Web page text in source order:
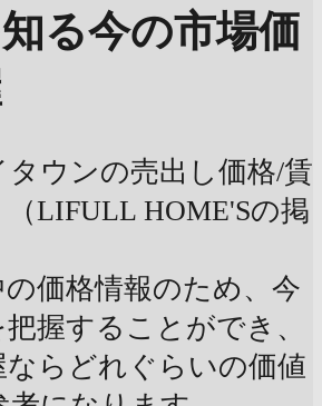
る今の市場価
ウンの売出し価格/賃
LIFULL HOME'Sの掲
価格情報のため、今
握することができ、
ならどれぐらいの価値